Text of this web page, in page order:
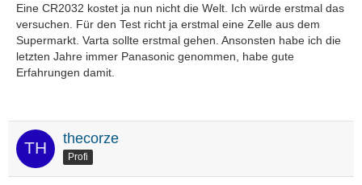
Eine CR2032 kostet ja nun nicht die Welt. Ich würde erstmal das
versuchen. Für den Test richt ja erstmal eine Zelle aus dem
Supermarkt. Varta sollte erstmal gehen. Ansonsten habe ich die
letzten Jahre immer Panasonic genommen, habe gute
Erfahrungen damit.
thecorze
Profi